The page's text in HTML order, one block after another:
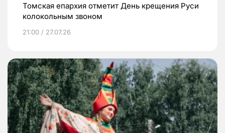
Томская епархия отметит День крещения Руси
колокольным звоном
21:00 / 27.07.26